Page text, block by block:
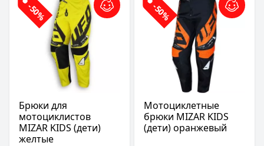
-50%
Брюки для
мотоциклистов
MIZAR KIDS (дети)
желтые
-50%
Мотоциклетные
брюки MIZAR KIDS
(дети) оранжевый